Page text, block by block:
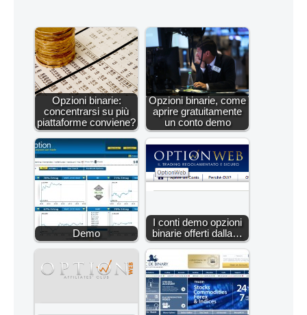
Opzioni binarie:
concentrarsi su più
piattaforme conviene?
Opzioni binarie, come
aprire gratuitamente
un conto demo
Demo
I conti demo opzioni
binarie offerti dalla…